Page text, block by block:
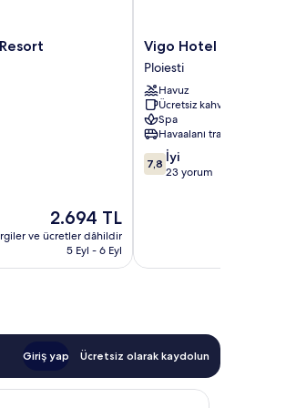
Güncel
fiyat:
2.694 TL
2.694 TL
ve ücretler dâhildir
5 Eyl - 6 Eyl
Vigo
Hotel
Ploiesti
Vigo Hotel
Ploiesti
Havuz
Ücretsiz kahvaltı
Spa
Havaalanı transferi
10
üzerinden
7,8 İyi
23 yorum
Giriş yap Ücretsiz olarak kaydolun